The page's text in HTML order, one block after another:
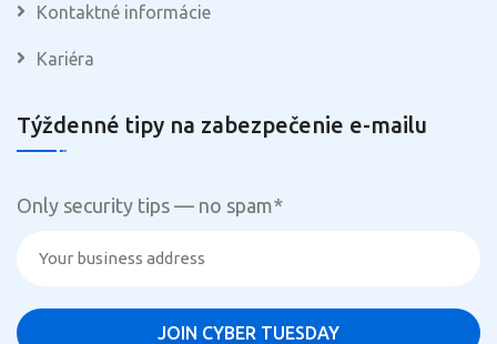
Kontaktné informácie
Kariéra
Týždenné tipy na zabezpečenie e-mailu
Only security tips — no spam*